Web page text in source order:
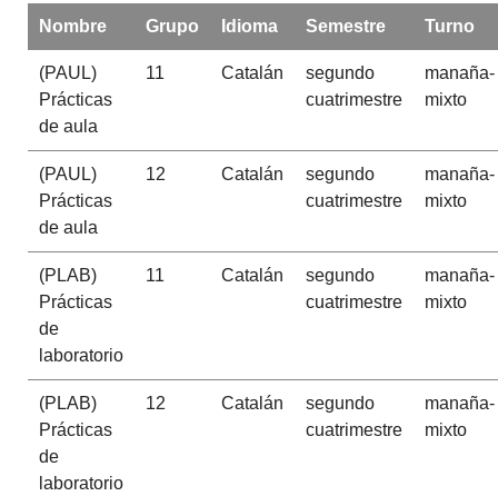
Nombre Grupo Idioma Semestre Turno
(PAUL)
Prácticas
de aula
11 Catalán
segundo
cuatrimestre
manaña-
mixto
(PAUL)
Prácticas
de aula
12 Catalán
segundo
cuatrimestre
manaña-
mixto
(PLAB)
Prácticas
de
laboratorio
11 Catalán
segundo
cuatrimestre
manaña-
mixto
(PLAB)
Prácticas
de
laboratorio
12 Catalán
segundo
cuatrimestre
manaña-
mixto